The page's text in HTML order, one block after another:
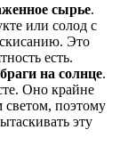
сырье.
или солод с
Это
есть.
на солнце.
Оно крайне
светом, поэтому
эту